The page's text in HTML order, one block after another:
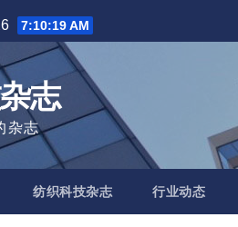
7:10:19 AM
志
杂志
纺织科技杂志 行业动态